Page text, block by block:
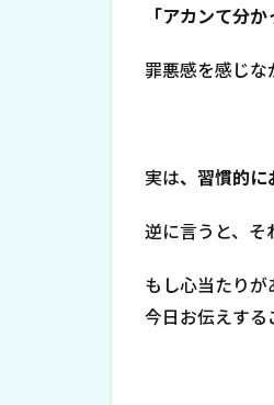
「アカンて分
罪悪感を感じな
実は、習慣的に
逆に言うと、そ
もし心当たり
今日お伝えする